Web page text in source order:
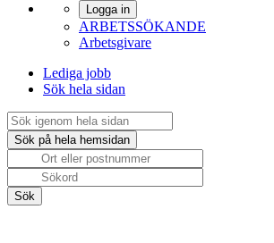
Logga in
ARBETSSÖKANDE
Arbetsgivare
Lediga jobb
Sök hela sidan